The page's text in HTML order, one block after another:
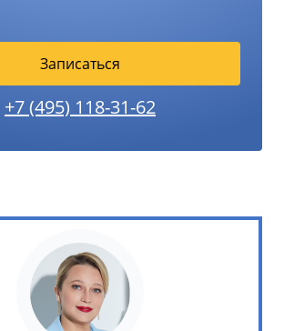
Записаться
+7 (495) 118-31-62